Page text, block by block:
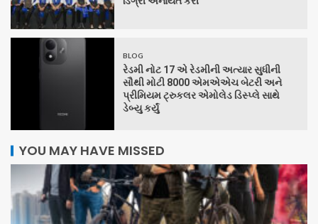
BLOG
રેડમી નોટ 17 એ રેડમીની અત્યાર સુધીની
સૌથી મોટી 8000 એમએએચ બેટરી અને
પ્રીમિયમ ટ્રુકલર એમોલેડ ડિસ્પ્લે સાથે
ડેબ્યુ કર્યું
YOU MAY HAVE MISSED